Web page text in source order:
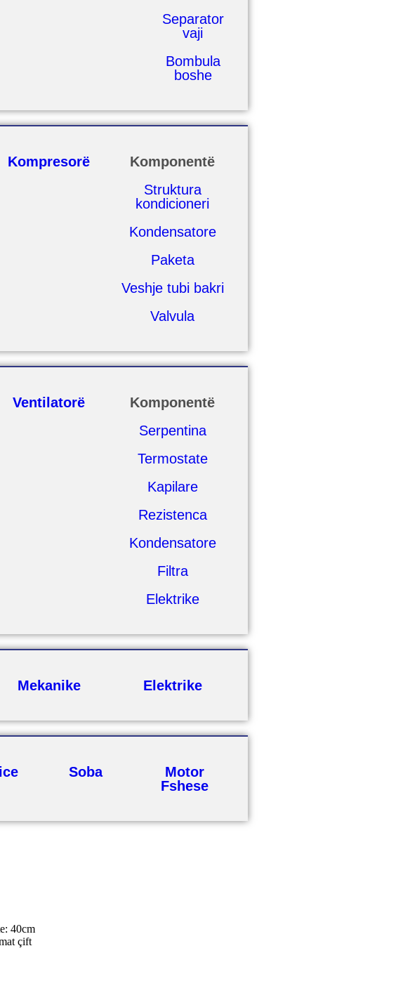
Separator
vaji
Bombula
boshe
Kompresorë
Komponentë
Struktura
kondicioneri
Kondensatore
Paketa
Veshje tubi bakri
Valvula
Ventilatorë
Komponentë
Serpentina
Termostate
Kapilare
Rezistenca
Kondensatore
Filtra
Elektrike
Mekanike Elektrike
Soba
Motor
Fshese
40cm
çift